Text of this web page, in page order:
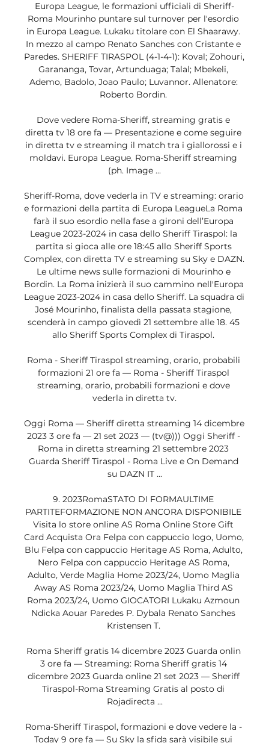
Europa League, le formazioni ufficiali di Sheriff-
Roma Mourinho puntare sul turnover per l'esordio
in Europa League. Lukaku titolare con El Shaarawy.
In mezzo al campo Renato Sanches con Cristante e
Paredes. SHERIFF TIRASPOL (4-1-4-1): Koval; Zohouri,
Garananga, Tovar, Artunduaga; Talal; Mbekeli,
Ademo, Badolo, Joao Paulo; Luvannor. Allenatore:
Roberto Bordin.
Dove vedere Roma-Sheriff, streaming gratis e
diretta tv 18 ore fa — Presentazione e come seguire
in diretta tv e streaming il match tra i giallorossi e i
moldavi. Europa League. Roma-Sheriff streaming
(ph. Image ...
Sheriff-Roma, dove vederla in TV e streaming: orario
e formazioni della partita di Europa LeagueLa Roma
farà il suo esordio nella fase a gironi dell’Europa
League 2023-2024 in casa dello Sheriff Tiraspol: la
partita si gioca alle ore 18:45 allo Sheriff Sports
Complex, con diretta TV e streaming su Sky e DAZN.
Le ultime news sulle formazioni di Mourinho e
Bordin. La Roma inizierà il suo cammino nell'Europa
League 2023-2024 in casa dello Sheriff. La squadra di
José Mourinho, finalista della passata stagione,
scenderà in campo giovedì 21 settembre alle 18. 45
allo Sheriff Sports Complex di Tiraspol.
Roma - Sheriff Tiraspol streaming, orario, probabili
formazioni 21 ore fa — Roma - Sheriff Tiraspol
streaming, orario, probabili formazioni e dove
vederla in diretta tv.
Oggi Roma — Sheriff diretta streaming 14 dicembre
2023 3 ore fa — 21 set 2023 — (tv@))) Oggi Sheriff -
Roma in diretta streaming 21 settembre 2023
Guarda Sheriff Tiraspol - Roma Live e On Demand
su DAZN IT ...
9. 2023RomaSTATO DI FORMAULTIME
PARTITEFORMAZIONE NON ANCORA DISPONIBILE
Visita lo store online AS Roma Online Store Gift
Card Acquista Ora Felpa con cappuccio logo, Uomo,
Blu Felpa con cappuccio Heritage AS Roma, Adulto,
Nero Felpa con cappuccio Heritage AS Roma,
Adulto, Verde Maglia Home 2023/24, Uomo Maglia
Away AS Roma 2023/24, Uomo Maglia Third AS
Roma 2023/24, Uomo GIOCATORI Lukaku Azmoun
Ndicka Aouar Paredes P. Dybala Renato Sanches
Kristensen T.
Roma Sheriff gratis 14 dicembre 2023 Guarda onlin
3 ore fa — Streaming: Roma Sheriff gratis 14
dicembre 2023 Guarda online 21 set 2023 — Sheriff
Tiraspol-Roma Streaming Gratis al posto di
Rojadirecta ...
Roma-Sheriff Tiraspol, formazioni e dove vedere la -
Today 9 ore fa — Su Sky la sfida sarà visibile sui